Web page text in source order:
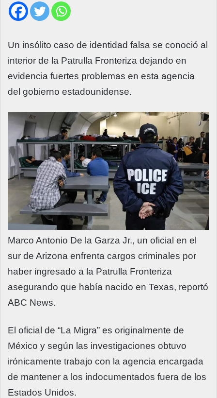
Un insólito caso de identidad falsa se conoció al
interior de la Patrulla Fronteriza dejando en
evidencia fuertes problemas en esta agencia
del gobierno estadounidense.
Marco Antonio De la Garza Jr., un oficial en el
sur de Arizona enfrenta cargos criminales por
haber ingresado a la Patrulla Fronteriza
asegurando que había nacido en Texas, reportó
ABC News.
El oficial de “La Migra” es originalmente de
México y según las investigaciones obtuvo
irónicamente trabajo con la agencia encargada
de mantener a los indocumentados fuera de los
Estados Unidos.